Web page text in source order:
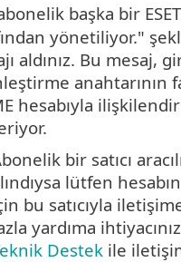
başka bir
yönetiliyor."
aldınız. Bu mesaj,
anahtarının
hesabıyla
bir satıcı
lütfen
bu satıcıyla
yardıma
Destek ile